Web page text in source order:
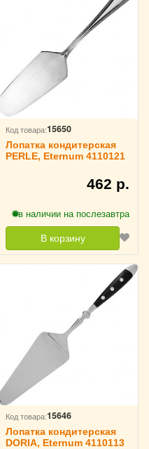
Код товара:15650
Лопатка кондитерская
PERLE, Eternum 4110121
462 р.
в наличии на послезавтра
В корзину
Код товара:15646
Лопатка кондитерская
DORIA, Eternum 4110113